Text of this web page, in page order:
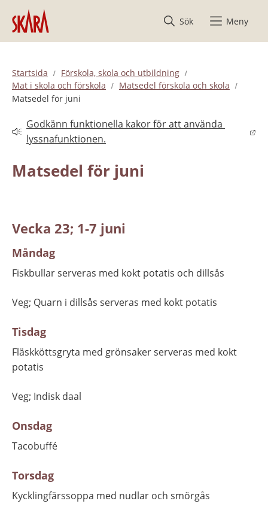
Hoppa till innehåll
Sök
Meny
Startsida
Förskola, skola och utbildning
Mat i skola och förskola
Matsedel förskola och skola
Matsedel för juni
Godkänn funktionella kakor för att använda
lyssnafunktionen.
Länk till annan webbplats.
Matsedel för juni
Vecka 23; 1-7 juni
Måndag
Fiskbullar serveras med kokt potatis och dillsås
Veg; Quarn i dillsås serveras med kokt potatis
Tisdag
Fläskköttsgryta med grönsaker serveras med kokt
potatis
Veg; Indisk daal
Onsdag
Tacobuffé
Torsdag
Kycklingfärssoppa med nudlar och smörgås